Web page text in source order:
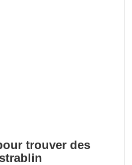
trouver des